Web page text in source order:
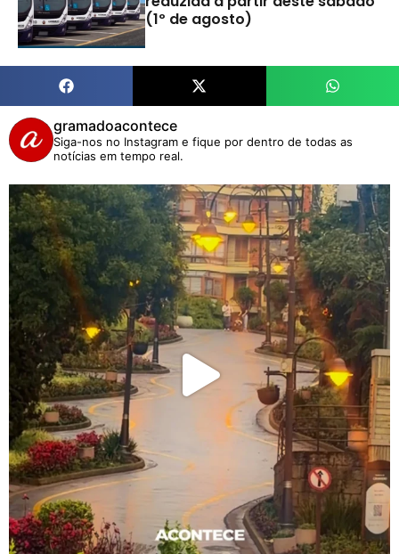
(1º de agosto)
gramadoacontece
Siga-nos no Instagram e fique por dentro de todas as
notícias em tempo real.